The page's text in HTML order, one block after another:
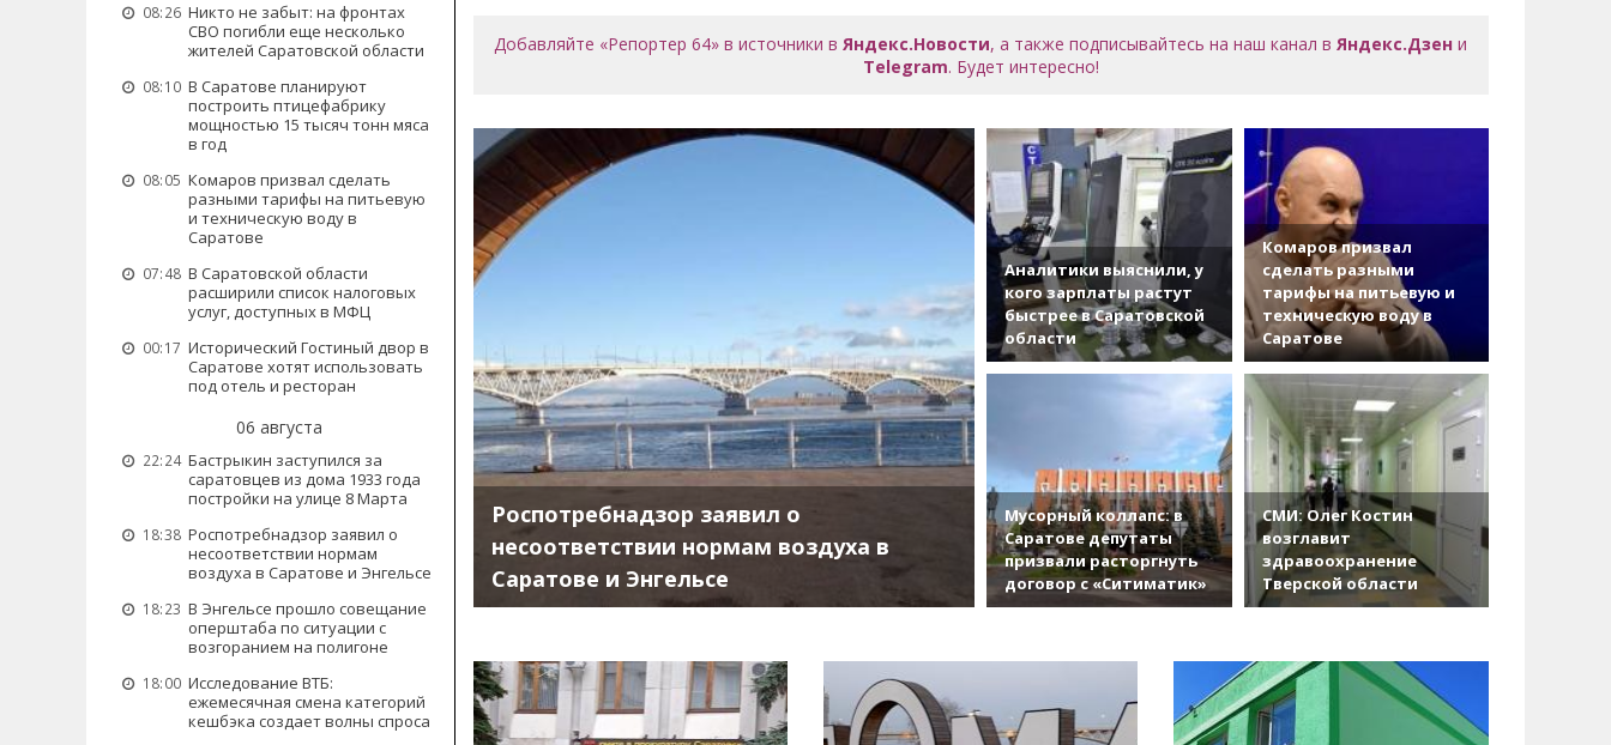
08:26 Никто не забыт: на фронтах
СВО погибли еще несколько
жителей Саратовской области
08:10 В Саратове планируют
построить птицефабрику
мощностью 15 тысяч тонн мяса
в год
08:05 Комаров призвал сделать
разными тарифы на питьевую
и техническую воду в
Саратове
07:48 В Саратовской области
расширили список налоговых
услуг, доступных в МФЦ
00:17 Исторический Гостиный двор в
Саратове хотят использовать
под отель и ресторан
06 августа
22:24 Бастрыкин заступился за
саратовцев из дома 1933 года
постройки на улице 8 Марта
18:38 Роспотребнадзор заявил о
несоответствии нормам
воздуха в Саратове и Энгельсе
18:23 В Энгельсе прошло совещание
оперштаба по ситуации с
возгоранием на полигоне
18:00 Исследование ВТБ:
ежемесячная смена категорий
кешбэка создает волны спроса
Добавляйте «Репортер 64» в источники вЯндекс.Новости, а также подписывайтесь на наш канал вЯндекс.Дзен и
Telegram. Будет интересно!
Роспотребнадзор заявил о
несоответствии нормам воздуха в
Саратове и Энгельсе
Аналитики выяснили, у
кого зарплаты растут
быстрее в Саратовской
области
Комаров призвал
сделать разными
тарифы на питьевую и
техническую воду в
Саратове
Мусорный коллапс: в
Саратове депутаты
призвали расторгнуть
договор с «Ситиматик»
СМИ: Олег Костин
возглавит
здравоохранение
Тверской области